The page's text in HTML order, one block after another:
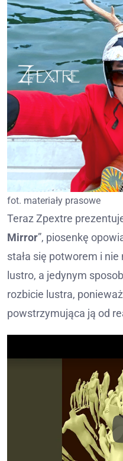
fot. materiały prasowe
Teraz Zpextre
Mirror”, piosenkę
stała się potworem i
lustro, a jedynym
rozbicie lustra,
powstrzymująca ją od